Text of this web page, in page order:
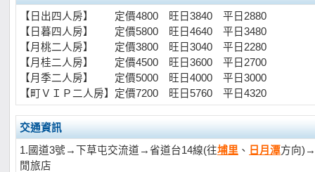
【日出四人房】 定價4800 旺日3840 平日2880
【日暮四人房】 定價5800 旺日4640 平日3480
【月桃二人房】 定價3800 旺日3040 平日2280
【月桂二人房】 定價4500 旺日3600 平日2700
【月季二人房】 定價5000 旺日4000 平日3000
【町ＶＩＰ二人房】定價7200 旺日5760 平日4320
交通資訊
1.國道3號→下草屯交流道→省道台14線(往埔里 、 日月潭方向
閒旅店